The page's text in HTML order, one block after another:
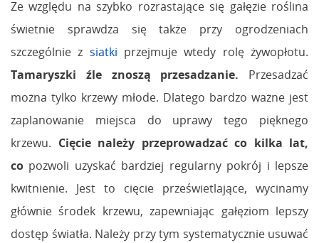
Ze względu na szybko rozrastające się gałęzie roślina
świetnie sprawdza się także przy ogrodzeniach
szczególnie z siatki przejmuje wtedy rolę żywopłotu.
Tamaryszki źle znoszą przesadzanie. Przesadzać
można tylko krzewy młode. Dlatego bardzo ważne jest
zaplanowanie miejsca do uprawy tego pięknego
krzewu. Cięcie należy przeprowadzać co kilka lat,
co pozwoli uzyskać bardziej regularny pokrój i lepsze
kwitnienie. Jest to cięcie prześwietlające, wycinamy
głównie środek krzewu, zapewniając gałęziom lepszy
dostęp światła. Należy przy tym systematycznie usuwać